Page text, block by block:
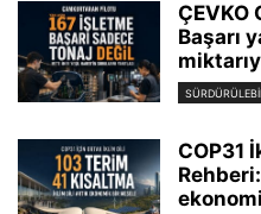
ÇEVKO
Başarı
COP31